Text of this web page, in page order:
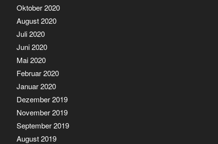
Oktober 2020
August 2020
Juli 2020
Juni 2020
Mai 2020
Februar 2020
Januar 2020
Dezember 2019
November 2019
September 2019
August 2019